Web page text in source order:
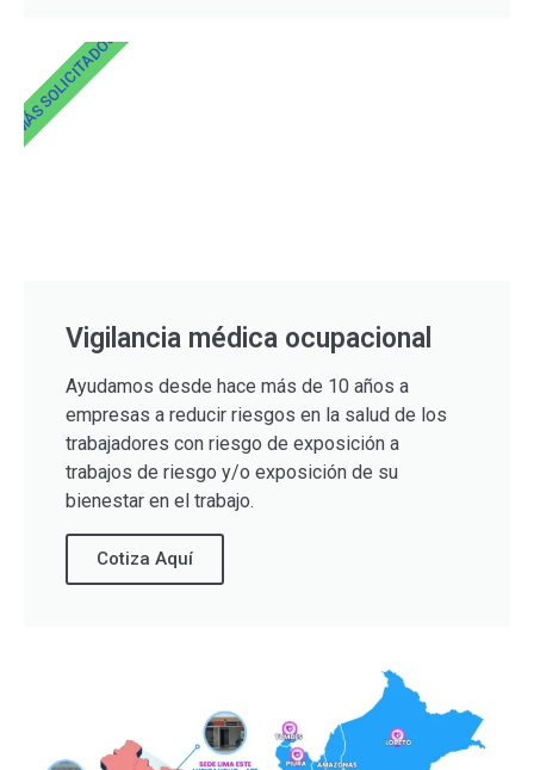
Vigilancia médica ocupacional
Ayudamos desde hace más de 10 años a
empresas a reducir riesgos en la salud de los
trabajadores con riesgo de exposición a
trabajos de riesgo y/o exposición de su
bienestar en el trabajo.
Cotiza Aquí
MÁS SOLICITADOS